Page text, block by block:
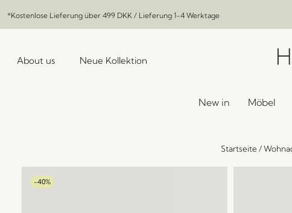
*Kostenlose Lieferung über 499 DKK / Lieferung 1-4 Werktage
About us Neue Kollektion
New in Möbel
Startseite/
-40%